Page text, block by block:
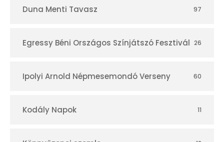
Duna Menti Tavasz 97
Egressy Béni Országos Színjátszó Fesztivál 26
Ipolyi Arnold Népmesemondó Verseny 60
Kodály Napok 11